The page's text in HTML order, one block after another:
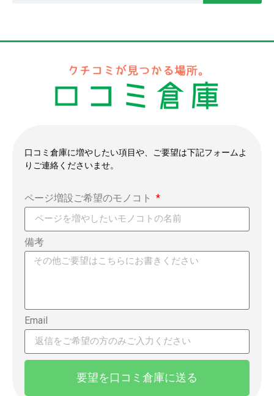
口コミ倉庫に増やしたい項目や、ご要望は下記フォームよ
りご連絡くださいませ。
ページ増設ご希望のモノコト
備考
Email
要望を口コミ倉庫に送る